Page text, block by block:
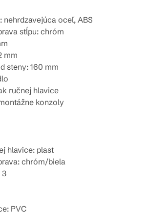
nehrdzavejúca oceľ, ABS
stĺpu: chróm
mm
steny: 160 mm
ručnej hlavice
konzoly
hlavice: plast
chróm/biela
3
PVC